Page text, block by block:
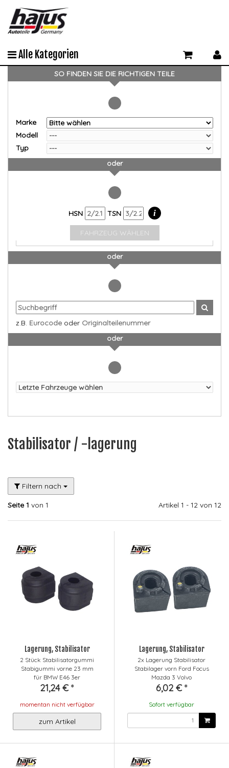
Alle Kategorien
SO FINDEN SIE DIE RICHTIGEN TEILE
Marke
Modell
Typ
oder
HSN TSN i
FAHRZEUG WÄHLEN
oder
z.B. Eurocode oder Originalteilenummer
oder
Stabilisator / -lagerung
Filtern nach
Seite 1 von 1 Artikel 1 - 12 von 12
Lagerung, Stabilisator
2 Stück Stabilisatorgummi
Stabigummi vorne 23 mm
für BMW E46 3er
21,24 € *
momentan nicht verfügbar
zum Artikel
Lagerung, Stabilisator
2x Lagerung Stabilisator
Stabilager vorn Ford Focus
Mazda 3 Volvo
6,02 € *
Sofort verfügbar